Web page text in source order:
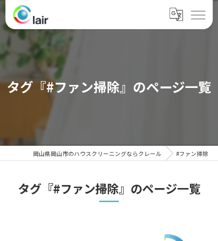
タグ『#ファン掃除』のページ一覧
岡山県岡山市のハウスクリーニングならクレール #ファン掃除
タグ『#ファン掃除』のページ一覧